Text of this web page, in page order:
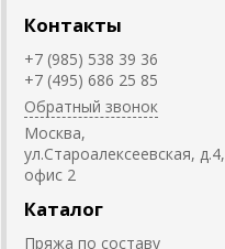
Контакты
+7 (985) 538 39 36
+7 (495) 686 25 85
Обратный звонок
Москва,
ул.Староалексеевская, д.4,
офис 2
Каталог
Пряжа по составу